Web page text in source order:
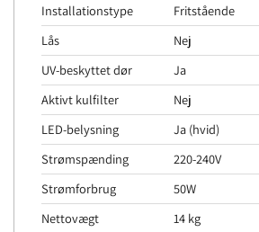
Installationstype
Fritstående
Lås
Nej
UV-beskyttet dør
Ja
Aktivt kulfilter
Nej
LED-belysning
Ja (hvid)
Strømspænding
220-240V
Strømforbrug
50W
Nettovægt
14 kg